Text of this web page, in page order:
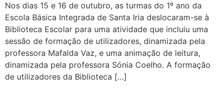
Nos dias 15 e 16 de outubro, as turmas do 1º ano da
Escola Básica Integrada de Santa Iria deslocaram-se à
Biblioteca Escolar para uma atividade que incluiu uma
sessão de formação de utilizadores, dinamizada pela
professora Mafalda Vaz, e uma animação de leitura,
dinamizada pela professora Sónia Coelho. A formação
de utilizadores da Biblioteca […]